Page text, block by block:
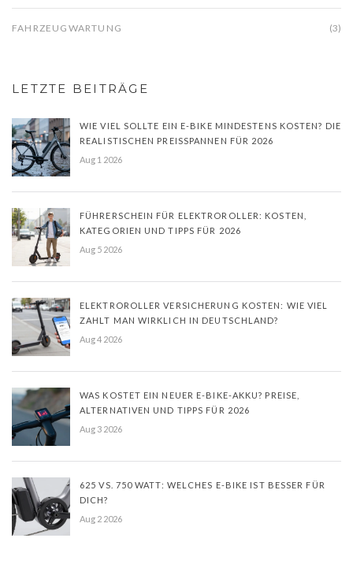
FAHRZEUGWARTUNG (3)
LETZTE BEITRÄGE
WIE VIEL SOLLTE EIN E-BIKE MINDESTENS KOSTEN? DIE
REALISTISCHEN PREISSPANNEN FÜR 2026
Aug 1 2026
FÜHRERSCHEIN FÜR ELEKTROROLLER: KOSTEN,
KATEGORIEN UND TIPPS FÜR 2026
Aug 5 2026
ELEKTROROLLER VERSICHERUNG KOSTEN: WIE VIEL
ZAHLT MAN WIRKLICH IN DEUTSCHLAND?
Aug 4 2026
WAS KOSTET EIN NEUER E-BIKE-AKKU? PREISE,
ALTERNATIVEN UND TIPPS FÜR 2026
Aug 3 2026
625 VS. 750 WATT: WELCHES E-BIKE IST BESSER FÜR
DICH?
Aug 2 2026